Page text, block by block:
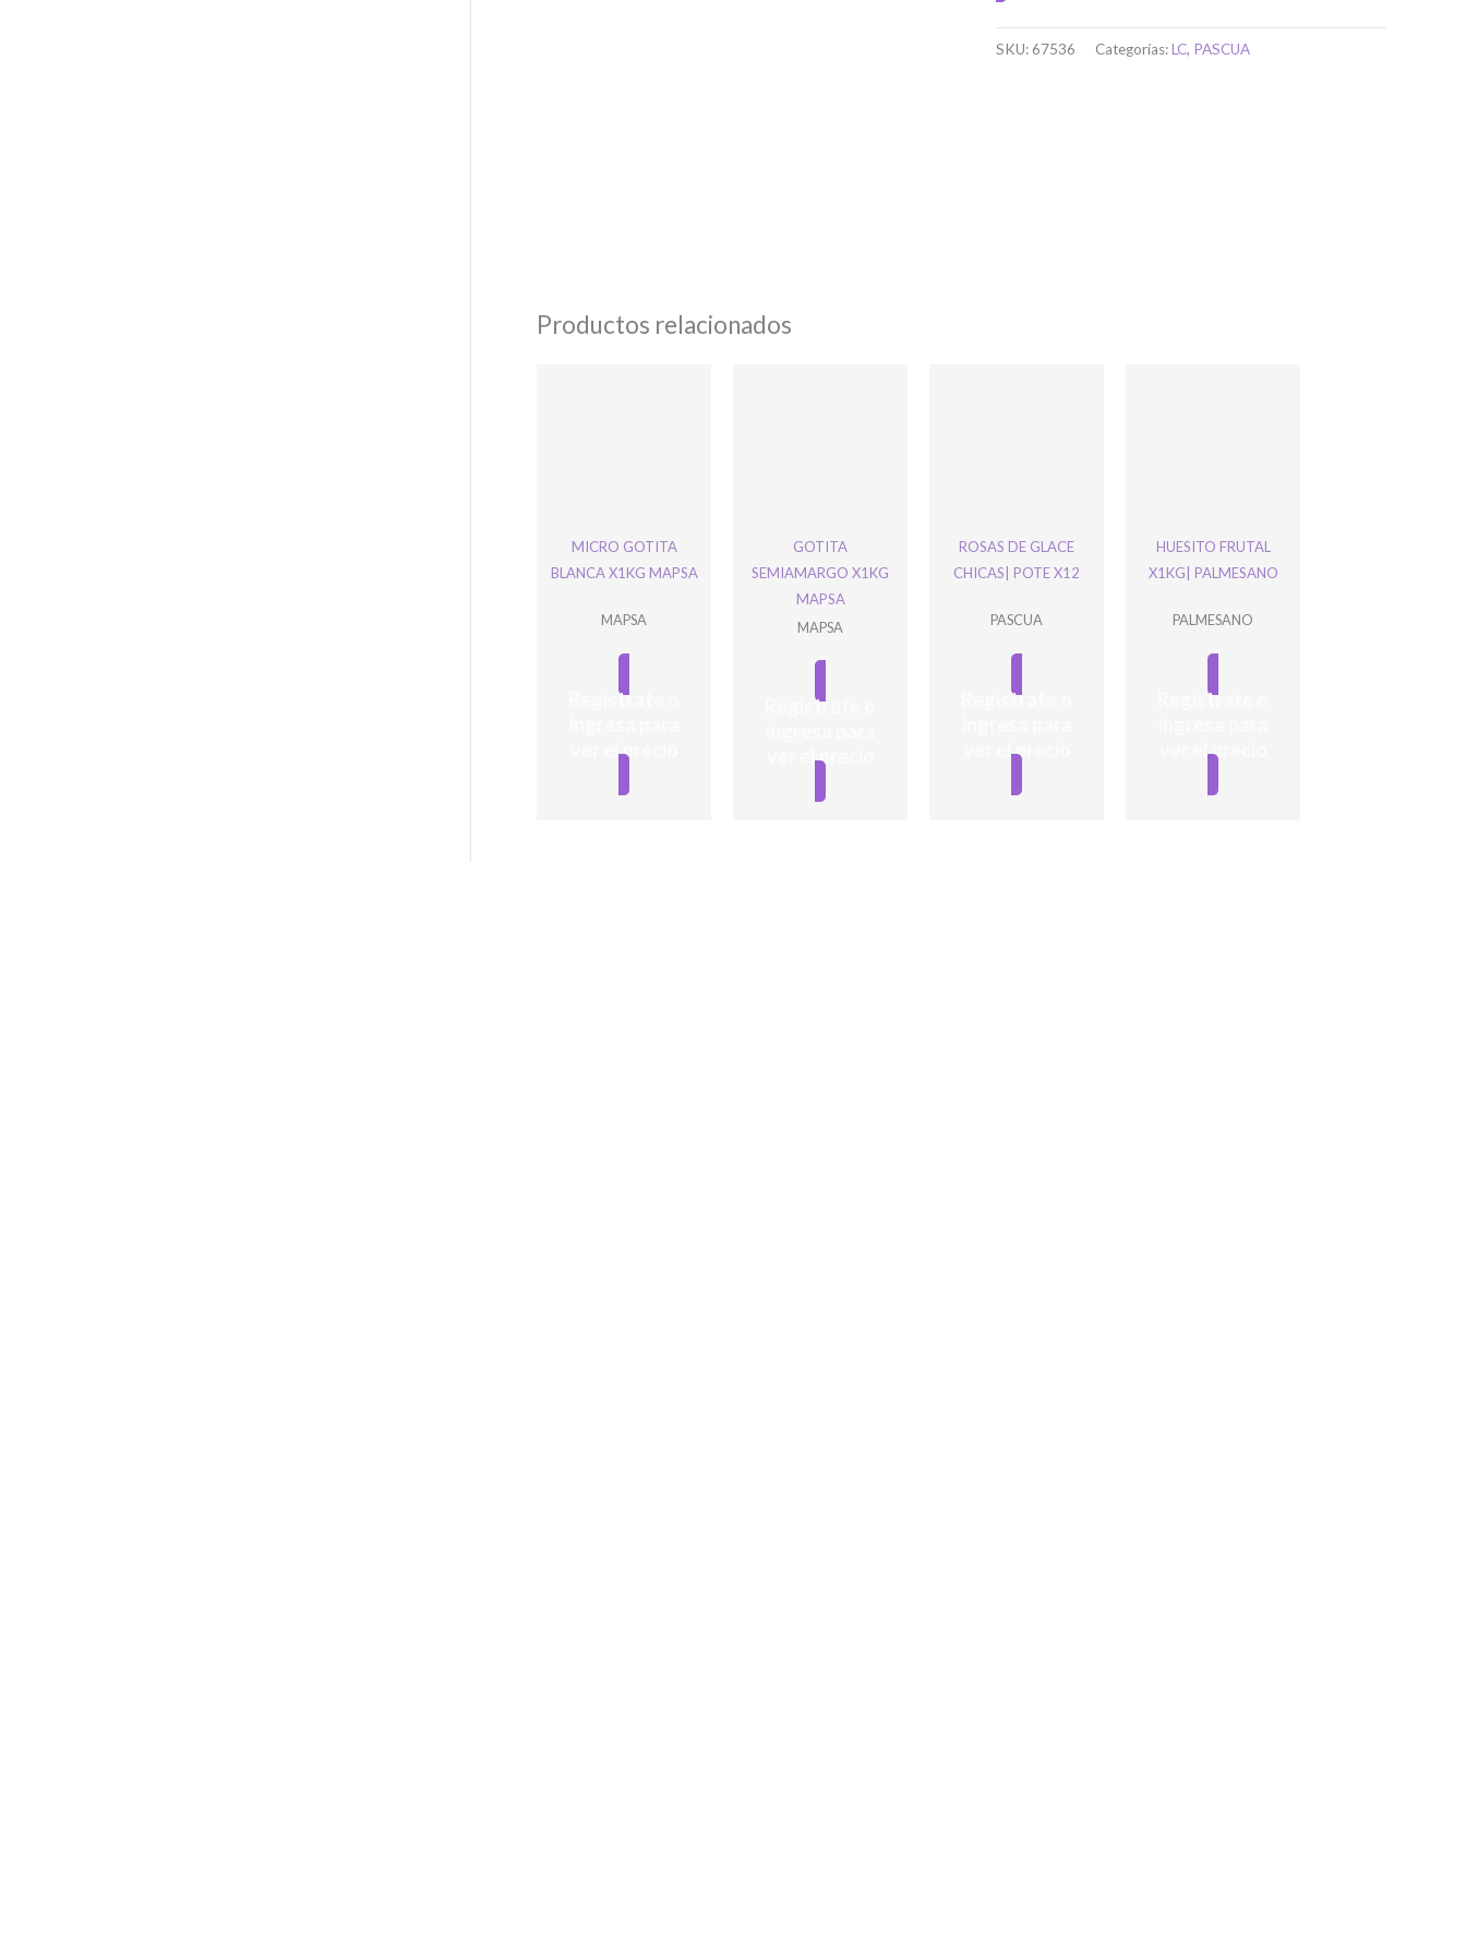
SKU: 67536 Categorías:LC, PASCUA
Productos relacionados
MICRO GOTITA
BLANCA X1KG MAPSA
MAPSA
Registrate o
ver el precio
GOTITA
SEMIAMARGO X1KG
MAPSA
MAPSA
Registrate o
ver el precio
ROSAS DE GLACE
CHICAS| POTE X12
PASCUA
Registrate o
ver el precio
HUESITO FRUTAL
X1KG| PALMESANO
PALMESANO
Registrate o
ver el precio